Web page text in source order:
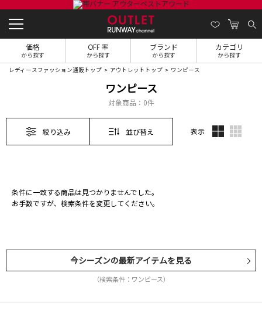
価格
から探す
OFF 率
から探す
ブランド
から探す
カテゴリ
から探す
レディースファッション通販トップ アウトレットトップ ワンピース
ワンピース
対象商品： 0件
絞り込み 並び替え 表示
条件に一致する商品は見つかりませんでした。
お手数ですが、検索条件を変更してください。
今シーズンの最新アイテムを見る
（検索条件：ワンピース）